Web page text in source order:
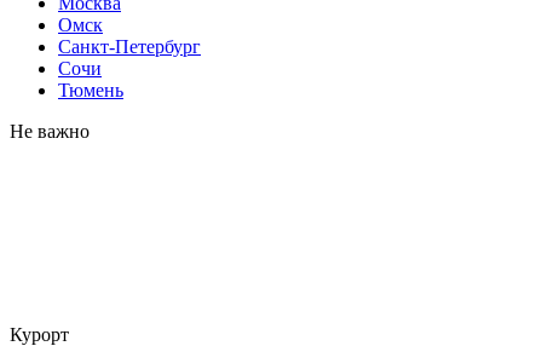
Омск
Санкт-Петербург
Сочи
Тюмень
Не важно
Курорт